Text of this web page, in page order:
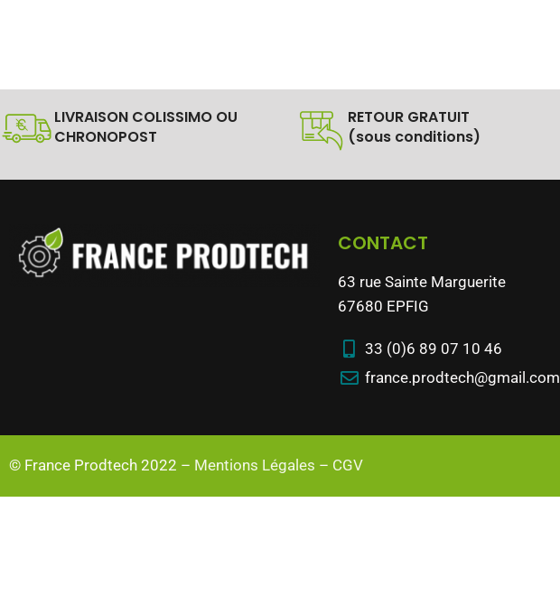
LIVRAISON COLISSIMO OU
CHRONOPOST
RETOUR GRATUIT
(sous conditions)
CONTACT
63 rue Sainte Marguerite
67680 EPFIG
33 (0)6 89 07 10 46
france.prodtech@gmail.com
© France Prodtech 2022 – Mentions Légales – CGV